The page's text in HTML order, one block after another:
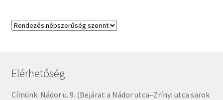
Elérhetőség
Címünk: Nádor u. 9. (Bejárat a Nádor utca–Zrínyi utca sarok